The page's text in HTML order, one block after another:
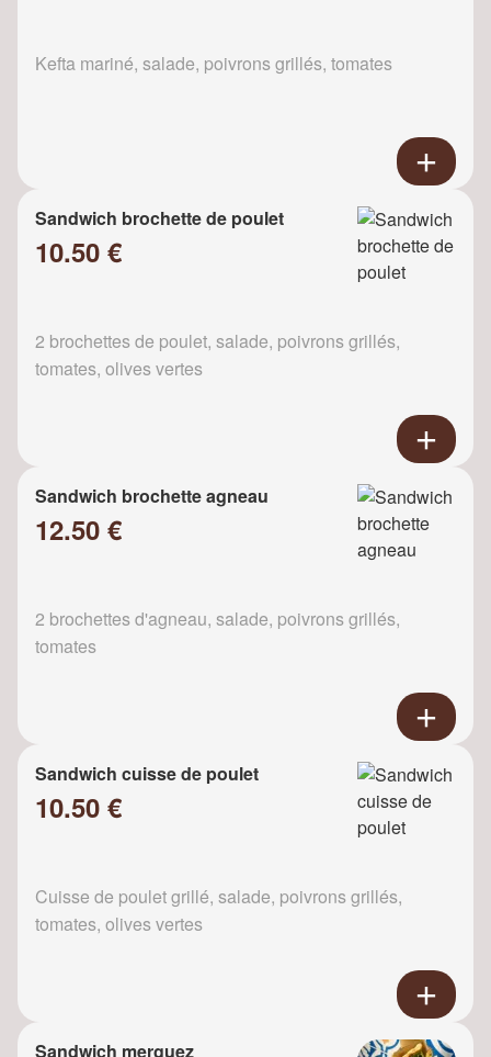
Kefta mariné, salade, poivrons grillés, tomates
Sandwich brochette de poulet
10.50 €
2 brochettes de poulet, salade, poivrons grillés,
tomates, olives vertes
Sandwich brochette agneau
12.50 €
2 brochettes d'agneau, salade, poivrons grillés,
tomates
Sandwich cuisse de poulet
10.50 €
Cuisse de poulet grillé, salade, poivrons grillés,
tomates, olives vertes
Sandwich merguez